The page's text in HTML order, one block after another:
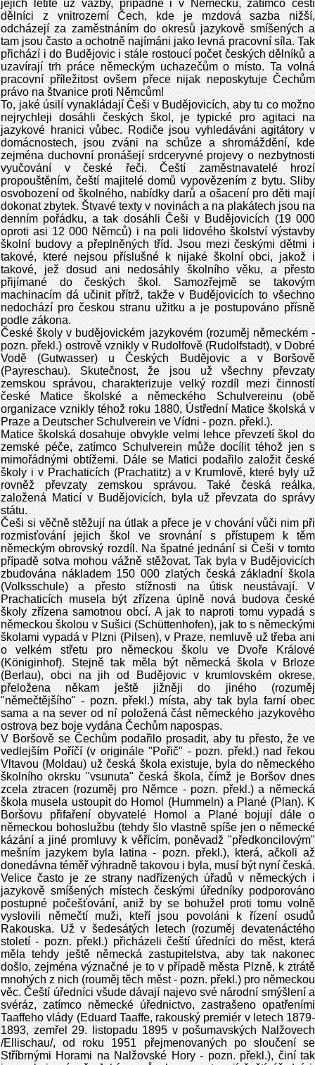
jejich letité už vazby, případně i v Německu, zatímco čeští
dělníci z vnitrozemí Čech, kde je mzdová sazba nižší,
odcházejí za zaměstnáním do okresů jazykově smíšených a
tam jsou často a ochotně najímáni jako levná pracovní síla. Tak
přichází i do Budějovic i stále rostoucí počet českých dělníků a
uzavírají trh práce německým uchazečům o místo. Ta volná
pracovní příležitost ovšem přece nijak neposkytuje Čechům
právo na štvanice proti Němcům!
To, jaké úsilí vynakládají Češi v Budějovicích, aby tu co možno
nejrychleji dosáhli českých škol, je typické pro agitaci na
jazykové hranici vůbec. Rodiče jsou vyhledáváni agitátory v
domácnostech, jsou zváni na schůze a shromáždění, kde
zejména duchovní pronášejí srdceryvné projevy o nezbytnosti
vyučování v české řeči. Čeští zaměstnavatelé hrozí
propouštěním, čeští majitelé domů vypovězením z bytu. Sliby
osvobození od školného, nabídky darů a ošacení pro děti mají
dokonat zbytek. Štvavé texty v novinách a na plakátech jsou na
denním pořádku, a tak dosáhli Češi v Budějovicích (19 000
oproti asi 12 000 Němců) i na poli lidového školství výstavby
školní budovy a přeplněných tříd. Jsou mezi českými dětmi i
takové, které nejsou příslušné k nijaké školní obci, jakož i
takové, jež dosud ani nedosáhly školního věku, a přesto
přijímané do českých škol. Samozřejmě se takovým
machinacím dá učinit přítrž, takže v Budějovicích to všechno
nedochází pro českou stranu užitku a je postupováno přísně
podle zákona.
České školy v budějovickém jazykovém (rozuměj německém -
pozn. překl.) ostrově vznikly v Rudolfově (Rudolfstadt), v Dobré
Vodě (Gutwasser) u Českých Budějovic a v Boršově
(Payreschau). Skutečnost, že jsou už všechny převzaty
zemskou správou, charakterizuje velký rozdíl mezi činností
české Matice školské a německého Schulvereinu (obě
organizace vznikly téhož roku 1880, Ústřední Matice školská v
Praze a Deutscher Schulverein ve Vídni - pozn. překl.).
Matice školská dosahuje obvykle velmi lehce převzetí škol do
zemské péče, zatímco Schulverein může docílit téhož jen s
mimořádnými obtížemi. Dále se Matici podařilo založit české
školy i v Prachaticích (Prachatitz) a v Krumlově, které byly už
rovněž převzaty zemskou správou. Také česká reálka,
založená Maticí v Budějovicích, byla už převzata do správy
státu.
Češi si věčně stěžují na útlak a přece je v chování vůči nim při
rozmisťování jejich škol ve srovnání s přístupem k těm
německým obrovský rozdíl. Na špatné jednání si Češi v tomto
případě sotva mohou vážně stěžovat. Tak byla v Budějovicích
zbudována nákladem 150 000 zlatých česká základní škola
(Volksschule) a přesto stížnosti na útisk neustávají. V
Prachaticích musela být zřízena úplně nová budova české
školy zřízena samotnou obcí. A jak to naproti tomu vypadá s
německou školou v Sušici (Schüttenhofen), jak to s německými
školami vypadá v Plzni (Pilsen), v Praze, nemluvě už třeba ani
o velkém střetu pro německou školu ve Dvoře Králové
(Königinhof). Stejně tak měla být německá škola v Brloze
(Berlau), obci na jih od Budějovic v krumlovském okrese,
přeložena někam ještě jižněji do jiného (rozuměj
"němečtějšího" - pozn. překl.) místa, aby tak byla farní obec
sama a na sever od ní položená část německého jazykového
ostrova bez boje vydána Čechům napospas.
V Boršově se Čechům podařilo prosadit, aby tu přesto, že ve
vedlejším Poříčí (v originále "Pořič" - pozn. překl.) nad řekou
Vltavou (Moldau) už česká škola existuje, byla do německého
školního okrsku "vsunuta" česká škola, čímž je Boršov dnes
zcela ztracen (rozuměj pro Němce - pozn. překl.) a německá
škola musela ustoupit do Homol (Hummeln) a Plané (Plan). K
Boršovu přifaření obyvatelé Homol a Plané bojují dále o
německou bohoslužbu (tehdy šlo vlastně spíše jen o německé
kázání a jiné promluvy k věřícím, poněvadž "předkoncilovým"
mešním jazykem byla latina - pozn. překl.), která, ačkoli až
donedávna téměř výhradně takovou i byla, musí být nyní česká.
Velice často je ze strany nadřízených úřadů v německých i
jazykově smíšených místech českými úředníky podporováno
postupné počešťování, aniž by se bohužel proti tomu volně
vyslovili němečtí muži, kteří jsou povoláni k řízení osudů
Rakouska. Už v šedesátých letech (rozuměj devatenáctého
století - pozn. překl.) přicházeli čeští úředníci do měst, která
měla tehdy ještě německá zastupitelstva, aby tak nakonec
došlo, zejména význačné je to v případě města Plzně, k ztrátě
mnohých z nich (rouměj těch měst - pozn. překl.) pro německou
věc. Čeští úředníci všude dávají najevo své národní smýšlení a
svéráz, zatímco německé úřednictvo, zastrašeno opatřeními
Taaffeho vlády (Eduard Taaffe, rakouský premiér v letech 1879-
1893, zemřel 29. listopadu 1895 v pošumavských Nalžovech
/Ellischau/, od roku 1951 přejmenovaných po sloučení se
Stříbrnými Horami na Nalžovské Hory - pozn. překl.), činí tak